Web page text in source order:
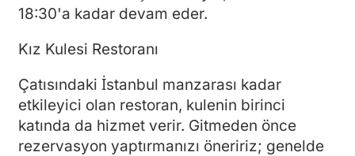
18:30'a kadar devam eder.
Kız Kulesi Restoranı
Çatısındaki İstanbul manzarası kadar
etkileyici olan restoran, kulenin birinci
katında da hizmet verir. Gitmeden önce
rezervasyon yaptırmanızı öneririz; genelde